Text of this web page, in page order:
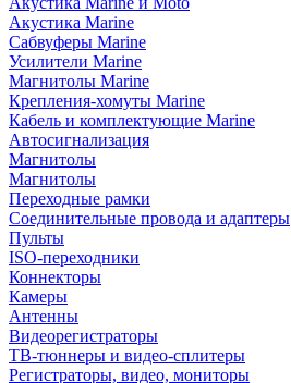
Акустика Marine
Сабвуферы Marine
Усилители Marine
Магнитолы Marine
Крепления-хомуты Marine
Кабель и комплектующие Marine
Автосигнализация
Магнитолы
Магнитолы
Переходные рамки
Соединительные провода и адаптеры
Пульты
ISO-переходники
Коннекторы
Камеры
Антенны
Видеорегистраторы
ТВ-тюннеры и видео-сплитеры
Регистраторы, видео, мониторы